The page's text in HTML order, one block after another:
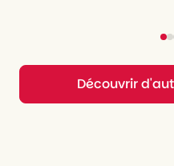
Découvrir